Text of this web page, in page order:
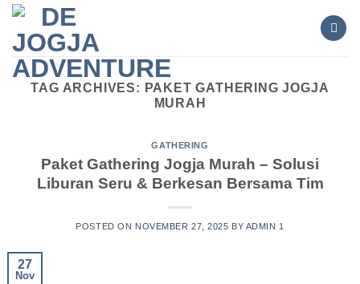
Skip
content
TAG ARCHIVES: PAKET GATHERING JOGJA
MURAH
GATHERING
Paket Gathering Jogja Murah – Solusi
Liburan Seru & Berkesan Bersama Tim
POSTED ON NOVEMBER 27, 2025 BY ADMIN 1
27
Nov